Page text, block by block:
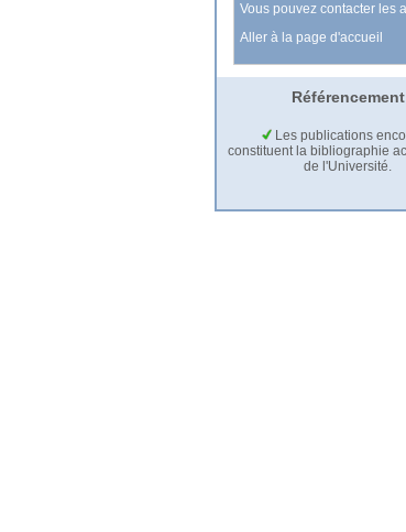
Vous pouvez contacter les
Aller à la page d'accueil
Référencement
Les publications
constituent la bibliographie
de l'Université.